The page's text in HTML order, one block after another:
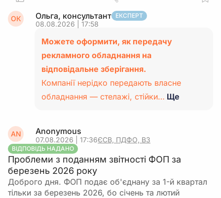
ОК Ольга, консультант ЕКСПЕРТ
08.08.2026 | 17:58
Можете оформити, як передачу
рекламного обладнання на
відповідальне зберігання.
Компанії нерідко передають власне
обладнання — стелажі, стійки… Ще
AN Anonymous
07.08.2026 | 17:36ЄСВ, ПДФО, ВЗ
ВІДПОВІДЬ НАДАНО
Проблеми з поданням звітності ФОП за
березень 2026 року
Доброго дня. ФОП подає об'єднану за 1-й квартал
тільки за березень 2026, бо січень та лютий